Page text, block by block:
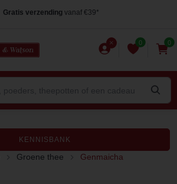
Gratis verzending vanaf €39*
0 0
KENNISBANK
Groene thee Genmaicha